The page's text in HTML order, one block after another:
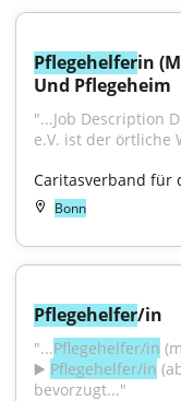
Pflegehelferin
Und Pflegeheim
"...Job Description
e.V. ist der örtliche
Caritasverband für
Bonn
Pflegehelfer/in
"...Pflegehelfer/in
▶️ Pflegehelfer/in
bevorzugt..."